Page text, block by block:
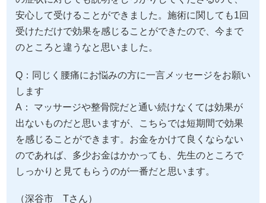
安心して受けることができました。施術に関しても1回
受けただけで効果を感じることができたので、今まで
のところと違うなと思いました。
Q：同じく腰痛にお悩みの方に一言メッセージをお願い
します
A： マッサージや整骨院だと通い続けなくては効果が
出ないものだと思いますが、こちらでは短期間で効果
を感じることができます。お金をかけて良くならない
のであれば、多少お金はかかっても、先生のところで
しっかりと見てもらうのが一番だと思います。
（深谷市 Tさん）